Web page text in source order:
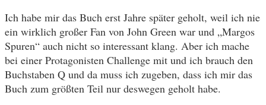
Ich habe mir das Buch erst Jahre später geholt, weil ich nie
ein wirklich großer Fan von John Green war und „Margos
Spuren“ auch nicht so interessant klang. Aber ich mache
bei einer Protagonisten Challenge mit und ich brauch den
Buchstaben Q und da muss ich zugeben, dass ich mir das
Buch zum größten Teil nur deswegen geholt habe.